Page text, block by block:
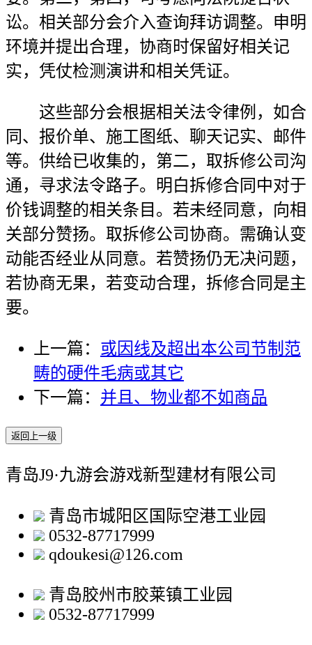
讼。相关部分会介入查询拜访调整。申明
环境并提出合理，协商时保留好相关记
实，凭仗检测演讲和相关凭证。
这些部分会根据相关法令律例，如合
同、报价单、施工图纸、聊天记实、邮件
等。供给已收集的，第二，取拆修公司沟
通，寻求法令路子。明白拆修合同中对于
价钱调整的相关条目。若未经同意，向相
关部分赞扬。取拆修公司协商。需确认变
动能否经业从同意。若赞扬仍无决问题，
若协商无果，若变动合理，拆修合同是主
要。
上一篇： 或因线及超出本公司节制范
畴的硬件毛病或其它
下一篇： 并且、物业都不如商品
返回上一级
青岛J9·九游会游戏新型建材有限公司
青岛市城阳区国际空港工业园
0532-87717999
qdoukesi@126.com
青岛胶州市胶莱镇工业园
0532-87717999